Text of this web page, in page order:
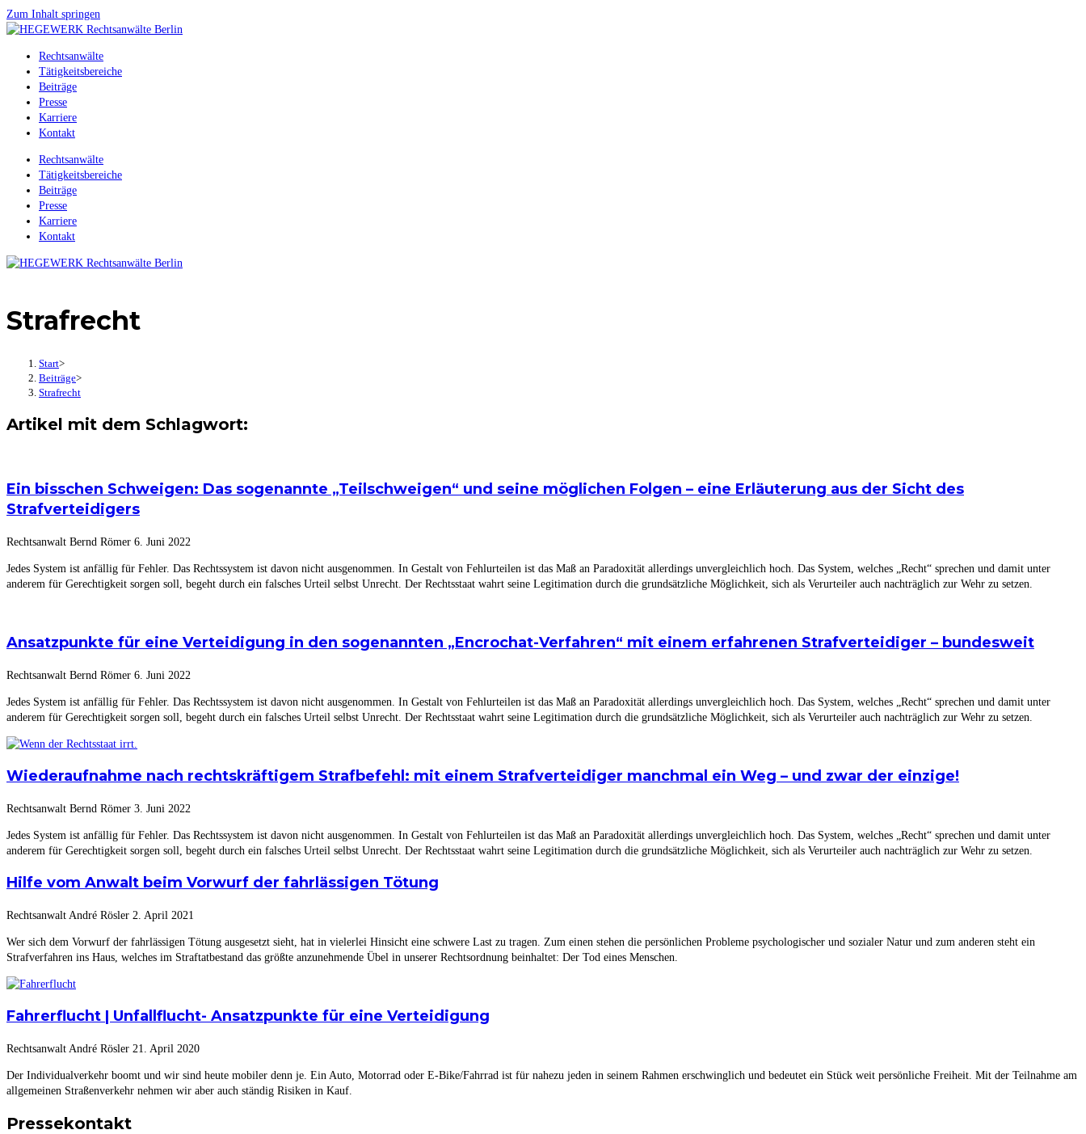
Zum Inhalt springen
Rechtsanwälte
Tätigkeitsbereiche
Beiträge
Presse
Karriere
Kontakt
Rechtsanwälte
Tätigkeitsbereiche
Beiträge
Presse
Karriere
Kontakt
Strafrecht
Start>
Beiträge>
Strafrecht
Artikel mit dem Schlagwort:
Ein bisschen Schweigen: Das sogenannte „Teilschweigen“ und seine möglichen Folgen – eine Erläuterung aus der Sicht des
Strafverteidigers
Rechtsanwalt Bernd Römer 6. Juni 2022
Jedes System ist anfällig für Fehler. Das Rechtssystem ist davon nicht ausgenommen. In Gestalt von Fehlurteilen ist das Maß an Paradoxität allerdings unvergleichlich hoch. Das System, welches „Recht“ sprechen und damit unter
anderem für Gerechtigkeit sorgen soll, begeht durch ein falsches Urteil selbst Unrecht. Der Rechtsstaat wahrt seine Legitimation durch die grundsätzliche Möglichkeit, sich als Verurteiler auch nachträglich zur Wehr zu setzen.
Ansatzpunkte für eine Verteidigung in den sogenannten „Encrochat-Verfahren“ mit einem erfahrenen Strafverteidiger – bundesweit
Rechtsanwalt Bernd Römer 6. Juni 2022
Jedes System ist anfällig für Fehler. Das Rechtssystem ist davon nicht ausgenommen. In Gestalt von Fehlurteilen ist das Maß an Paradoxität allerdings unvergleichlich hoch. Das System, welches „Recht“ sprechen und damit unter
anderem für Gerechtigkeit sorgen soll, begeht durch ein falsches Urteil selbst Unrecht. Der Rechtsstaat wahrt seine Legitimation durch die grundsätzliche Möglichkeit, sich als Verurteiler auch nachträglich zur Wehr zu setzen.
Wiederaufnahme nach rechtskräftigem Strafbefehl: mit einem Strafverteidiger manchmal ein Weg – und zwar der einzige!
Rechtsanwalt Bernd Römer 3. Juni 2022
Jedes System ist anfällig für Fehler. Das Rechtssystem ist davon nicht ausgenommen. In Gestalt von Fehlurteilen ist das Maß an Paradoxität allerdings unvergleichlich hoch. Das System, welches „Recht“ sprechen und damit unter
anderem für Gerechtigkeit sorgen soll, begeht durch ein falsches Urteil selbst Unrecht. Der Rechtsstaat wahrt seine Legitimation durch die grundsätzliche Möglichkeit, sich als Verurteiler auch nachträglich zur Wehr zu setzen.
Hilfe vom Anwalt beim Vorwurf der fahrlässigen Tötung
Rechtsanwalt André Rösler 2. April 2021
Wer sich dem Vorwurf der fahrlässigen Tötung ausgesetzt sieht, hat in vielerlei Hinsicht eine schwere Last zu tragen. Zum einen stehen die persönlichen Probleme psychologischer und sozialer Natur und zum anderen steht ein
Strafverfahren ins Haus, welches im Straftatbestand das größte anzunehmende Übel in unserer Rechtsordnung beinhaltet: Der Tod eines Menschen.
Fahrerflucht | Unfallflucht- Ansatzpunkte für eine Verteidigung
Rechtsanwalt André Rösler 21. April 2020
Der Individualverkehr boomt und wir sind heute mobiler denn je. Ein Auto, Motorrad oder E-Bike/Fahrrad ist für nahezu jeden in seinem Rahmen erschwinglich und bedeutet ein Stück weit persönliche Freiheit. Mit der Teilnahme am
allgemeinen Straßenverkehr nehmen wir aber auch ständig Risiken in Kauf.
Pressekontakt